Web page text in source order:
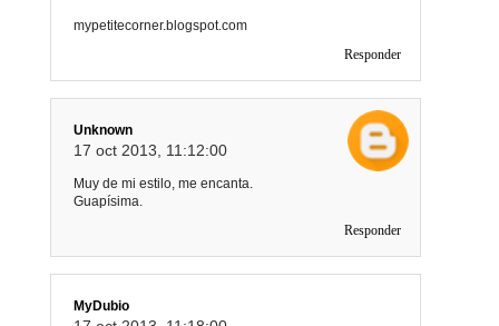
mypetitecorner.blogspot.com
Responder
Unknown
17 oct 2013, 11:12:00
Muy de mi estilo, me encanta.
Guapísima.
Responder
MyDubio